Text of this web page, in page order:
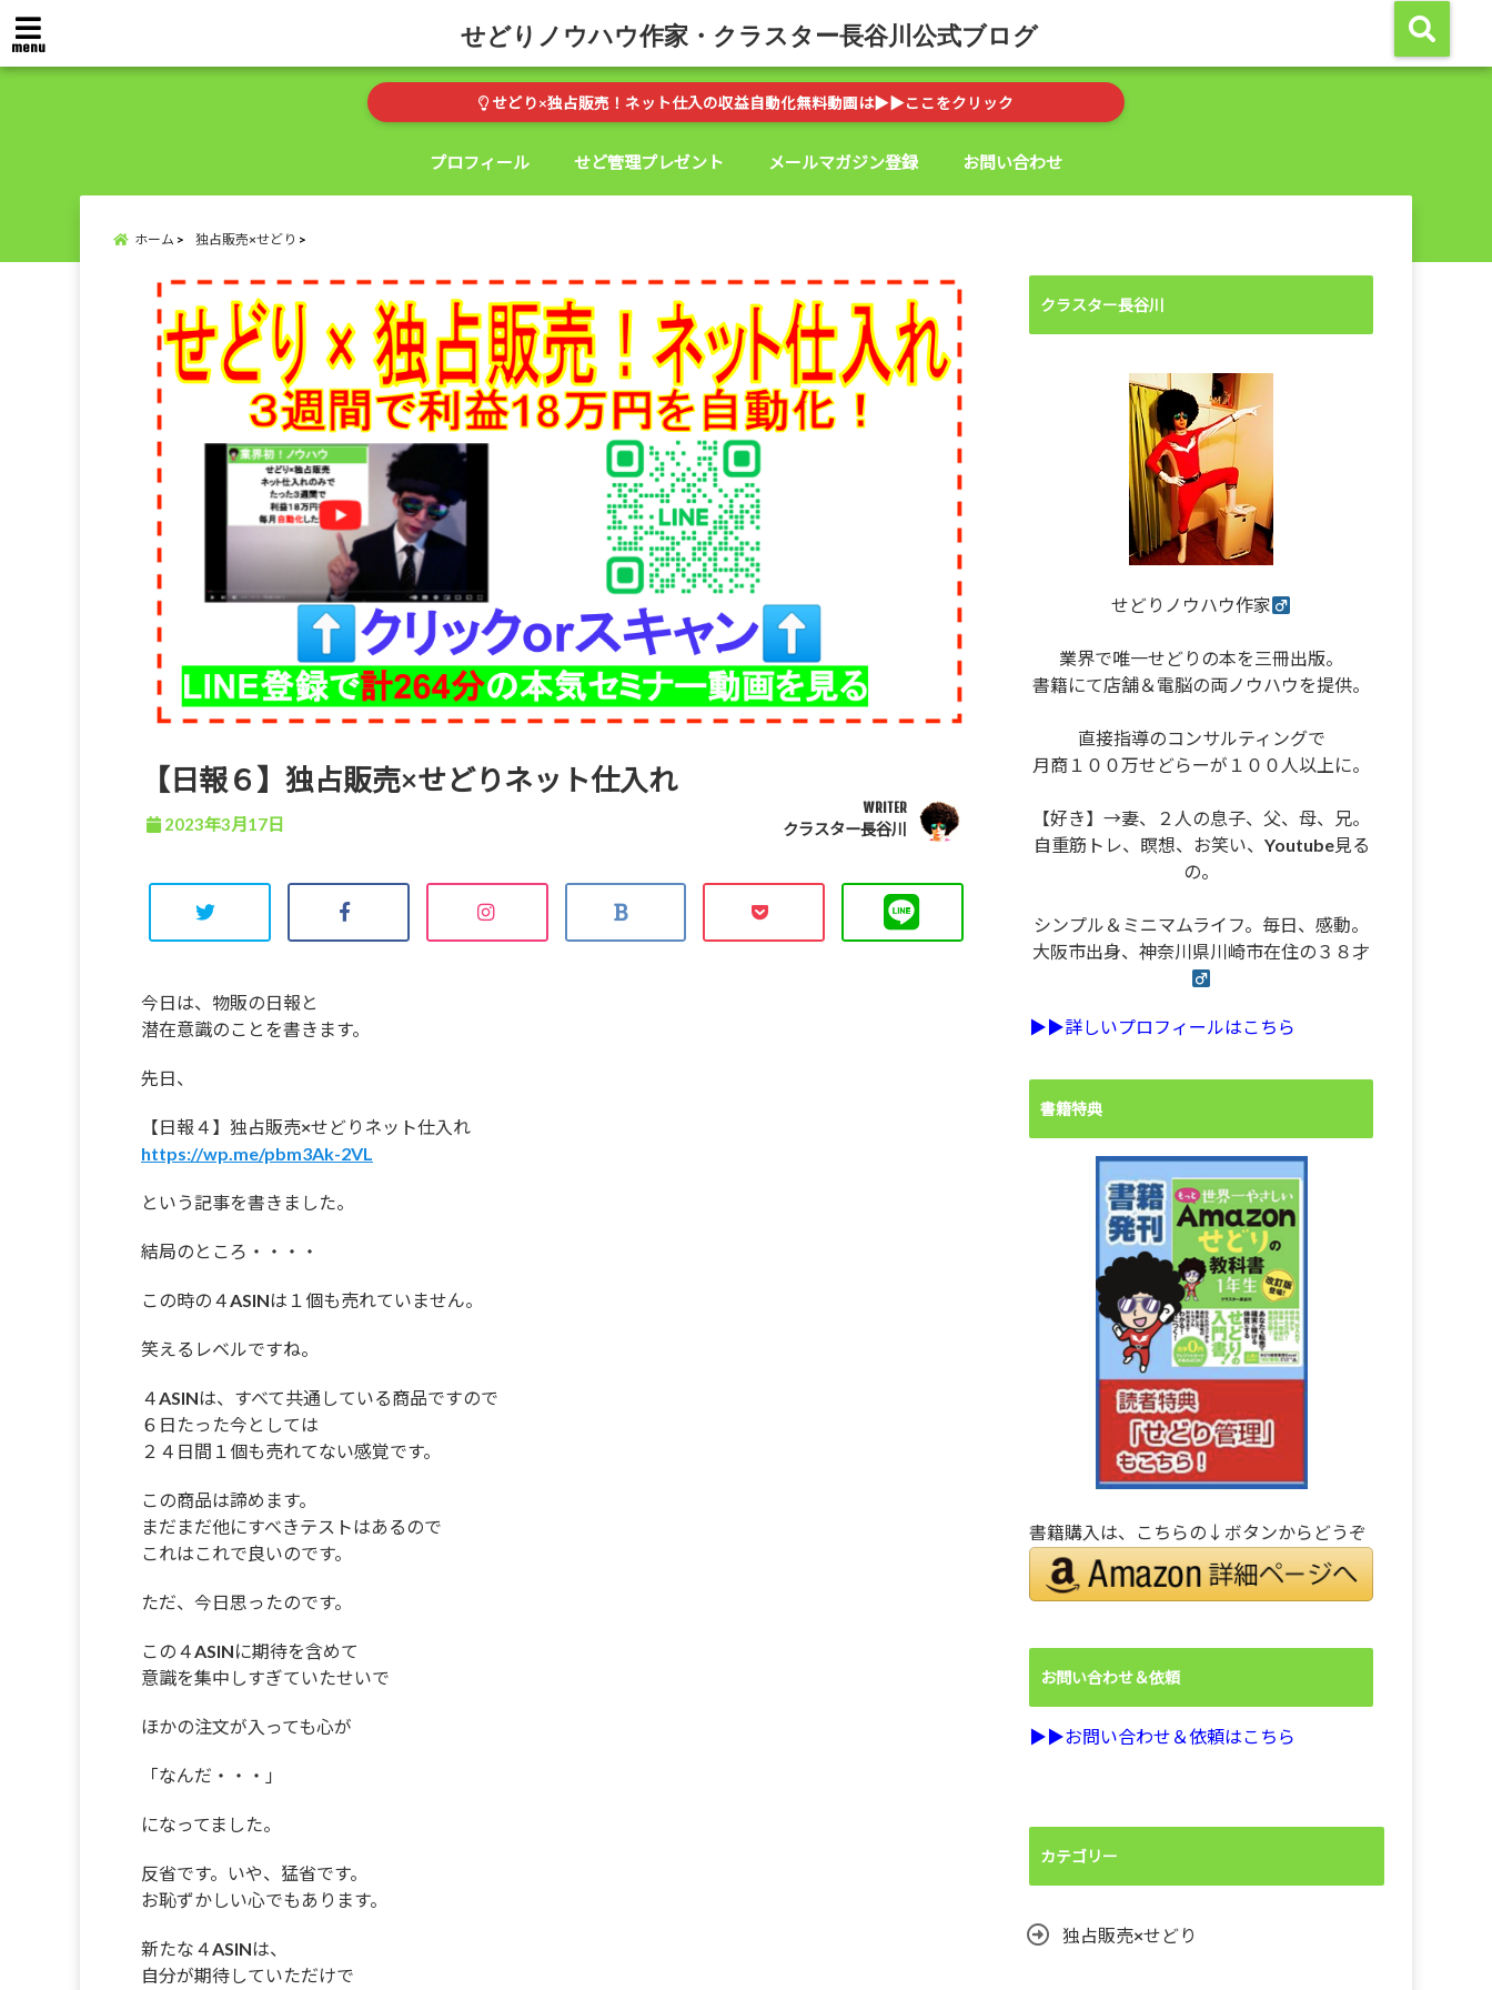
menu せどりノウハウ作家・クラスター長谷川公式ブログ
せどり×独占販売！ネット仕入の収益自動化無料動画は▶︎▶︎ここをクリック
プロフィール せど管理プレゼント メールマガジン登録 お問い合わせ
ホーム 独占販売×せどり
【日報６】独占販売×せどりネット仕入れ
2023年3月17日
WRITER
クラスター長谷川
今日は、物販の日報と
潜在意識のことを書きます。
先日、
【日報４】独占販売×せどりネット仕入れ
https://wp.me/pbm3Ak-2VL
という記事を書きました。
結局のところ・・・・
この時の４ASINは１個も売れていません。
笑えるレベルですね。
４ASINは、すべて共通している商品ですので
６日たった今としては
２４日間１個も売れてない感覚です。
この商品は諦めます。
まだまだ他にすべきテストはあるので
これはこれで良いのです。
ただ、今日思ったのです。
この４ASINに期待を含めて
意識を集中しすぎていたせいで
ほかの注文が入っても心が
「なんだ・・・」
になってました。
反省です。いや、猛省です。
お恥ずかしい心でもあります。
新たな４ASINは、
自分が期待していただけで
クラスター長谷川
せどりノウハウ作家
業界で唯一せどりの本を三冊出版。
書籍にて店舗＆電脳の両ノウハウを提供。
直接指導のコンサルティングで
月商１００万せどらーが１００人以上に。
【好き】→妻、２人の息子、父、母、兄。
自重筋トレ、瞑想、お笑い、Youtube見る
の。
シンプル＆ミニマムライフ。毎日、感動。
大阪市出身、神奈川県川崎市在住の３８才
▶︎▶︎詳しいプロフィールはこちら
書籍特典
書籍購入は、こちらの↓ボタンからどうぞ
お問い合わせ＆依頼
▶︎▶︎お問い合わせ＆依頼はこちら
カテゴリー
独占販売×せどり